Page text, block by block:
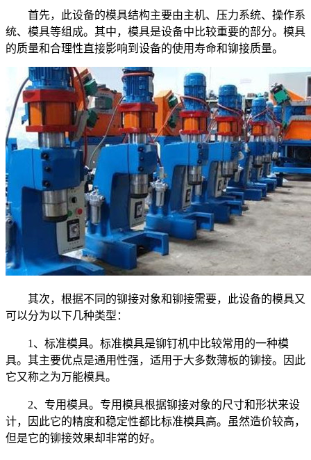
首先，此设备的模具结构主要由主机、压力系统、操作系
统、模具等组成。其中，模具是设备中比较重要的部分。模具
的质量和合理性直接影响到设备的使用寿命和铆接质量。
其次，根据不同的铆接对象和铆接需要，此设备的模具又
可以分为以下几种类型：
1、标准模具。标准模具是铆钉机中比较常用的一种模
具。其主要优点是通用性强，适用于大多数薄板的铆接。因此
它又称之为万能模具。
2、专用模具。专用模具根据铆接对象的尺寸和形状来设
计，因此它的精度和稳定性都比标准模具高。虽然造价较高，
但是它的铆接效果却非常的好。